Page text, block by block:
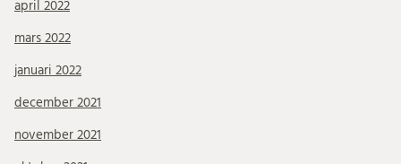
april 2022
mars 2022
januari 2022
december 2021
november 2021